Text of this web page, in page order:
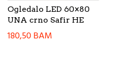
Ogledalo LED 60×80
UNA crno Safir HE
180,50BAM